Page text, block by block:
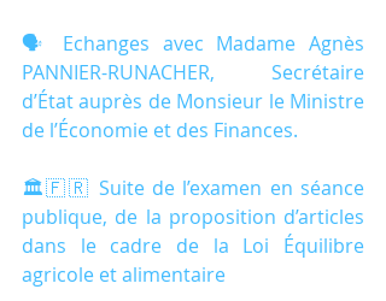
🗣️ Echanges avec Madame Agnès
PANNIER-RUNACHER, Secrétaire
d’État auprès de Monsieur le Ministre
de l’Économie et des Finances.
🏛🇫🇷 Suite de l’examen en séance
publique, de la proposition d’articles
dans le cadre de la Loi Équilibre
agricole et alimentaire